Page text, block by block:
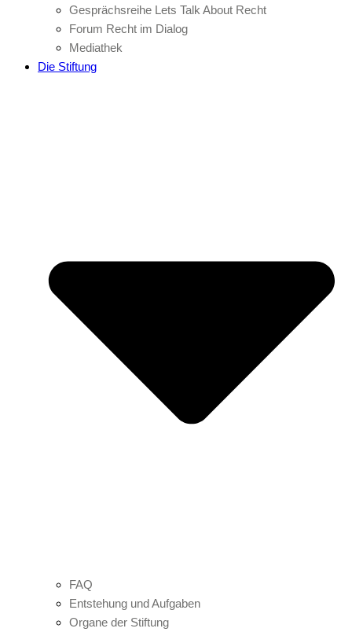
Gesprächsreihe Lets Talk About Recht
Forum Recht im Dialog
Mediathek
Die Stiftung
FAQ
Entstehung und Aufgaben
Organe der Stiftung